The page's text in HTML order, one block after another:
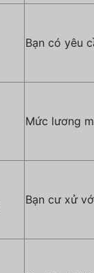
Bạn có yêu
Mức lương
Bạn cư xử